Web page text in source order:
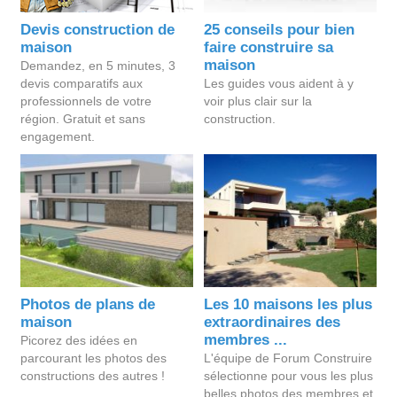
Devis construction de
maison
Demandez, en 5 minutes, 3
devis comparatifs aux
professionnels de votre
région. Gratuit et sans
engagement.
25 conseils pour bien
faire construire sa
maison
Les guides vous aident à y
voir plus clair sur la
construction.
Photos de plans de
maison
Picorez des idées en
parcourant les photos des
constructions des autres !
Les 10 maisons les plus
extraordinaires des
membres ...
L'équipe de Forum Construire
sélectionne pour vous les plus
belles photos des membres et